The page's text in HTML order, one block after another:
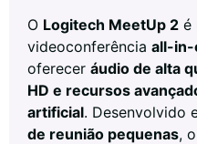
O Logitech MeetUp 2 é
videoconferência all-in-
oferecer áudio de alta
HD e recursos
artificial. Desenvolvido
de reunião pequenas,